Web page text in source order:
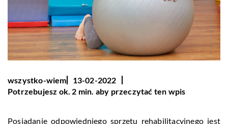
wszystko-wiem
13-02-2022
Potrzebujesz ok. 2 min. aby przeczytać ten wpis
Posiadanie odpowiedniego sprzętu rehabilitacyjnego jest